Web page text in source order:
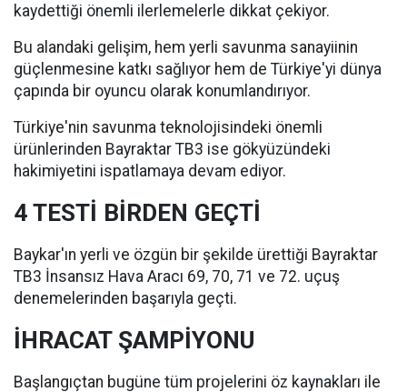
kaydettiği önemli ilerlemelerle dikkat çekiyor.
Bu alandaki gelişim, hem yerli savunma sanayiinin
güçlenmesine katkı sağlıyor hem de Türkiye'yi dünya
çapında bir oyuncu olarak konumlandırıyor.
Türkiye'nin savunma teknolojisindeki önemli
ürünlerinden Bayraktar TB3 ise gökyüzündeki
hakimiyetini ispatlamaya devam ediyor.
4 TESTİ BİRDEN GEÇTİ
Baykar'ın yerli ve özgün bir şekilde ürettiği Bayraktar
TB3 İnsansız Hava Aracı 69, 70, 71 ve 72. uçuş
denemelerinden başarıyla geçti.
İHRACAT ŞAMPİYONU
Başlangıçtan bugüne tüm projelerini öz kaynakları ile